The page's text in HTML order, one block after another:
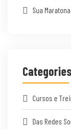
Sua
Categories
Cursos e
Das Redes